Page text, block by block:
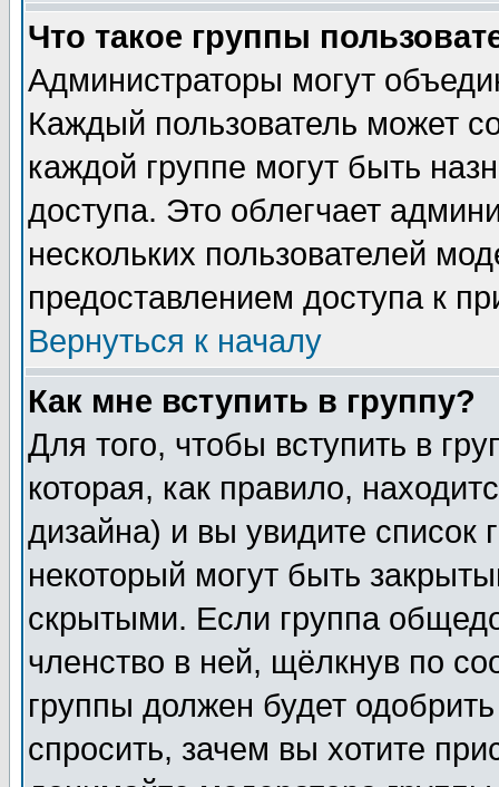
Что такое группы
Администраторы могут
Каждый пользователь может
каждой группе могут быть
доступа. Это облегчает
нескольких пользователей
предоставлением доступа к
Вернуться к началу
Как мне вступить в группу?
Для того, чтобы вступить в
которая, как правило,
дизайна) и вы увидите список
некоторый могут быть
скрытыми. Если группа
членство в ней, щёлкнув по
группы должен будет
спросить, зачем вы хотите